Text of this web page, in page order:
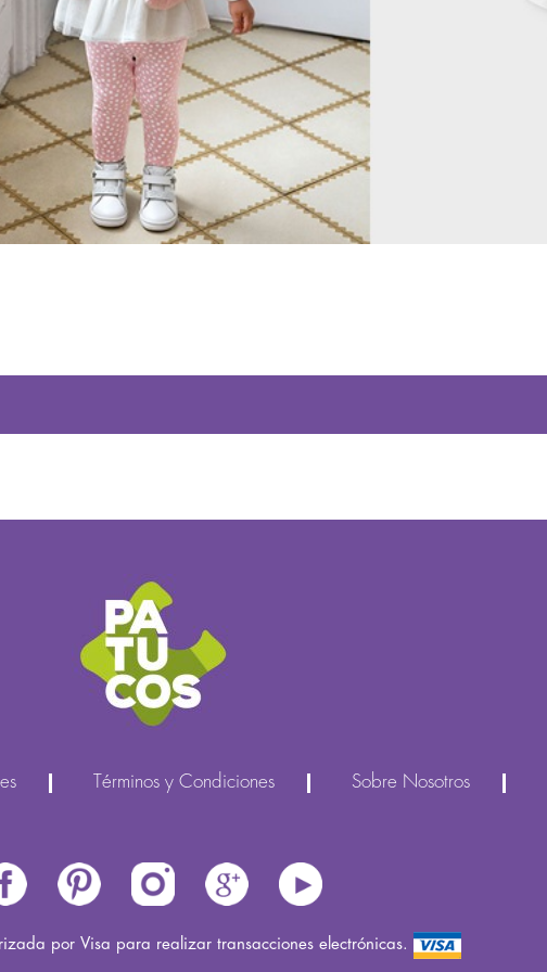
Términos y Condiciones Sobre Nosotros
por Visa para realizar transacciones electrónicas.